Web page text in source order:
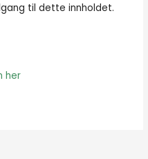
til dette innholdet.
her